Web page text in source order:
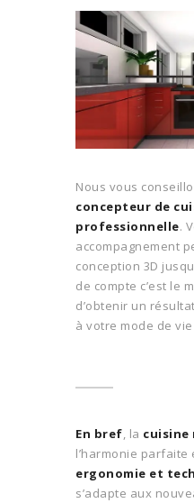
Nous vous
concepteur de
professionnelle.
accompagnement
conception 3D
de compte c’est le
d’obtenir un
à votre mode de
En bref, la cuisine
l’harmonie parfaite
ergonomie et
s’adapte aux